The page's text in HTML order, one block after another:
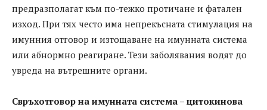
предразполагат към по-тежко протичане и фатален
изход. При тях често има непрекъсната стимулация на
имунния отговор и изтощаване на имунната система
или абнормно реагиране. Тези заболявания водят до
увреда на вътрешните органи.
Свръхотговор на имунната система – цитокинова